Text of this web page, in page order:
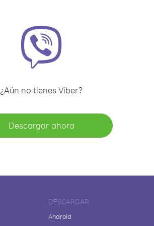
¿Aún no tienes Viber?
Descargar ahora
DESCARGAR
Android